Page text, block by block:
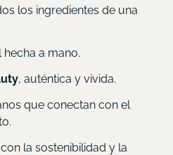
los ingredientes de una
a mano.
, auténtica y vivida.
que conectan con el
la sostenibilidad y la